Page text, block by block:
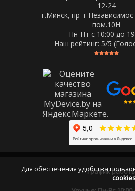
12-24
г.Минск, пр-т
пом.10Н
Пн-Пт c 10:00 до
Наш рейтинг: 5/5
График
Для обеспечения удобства